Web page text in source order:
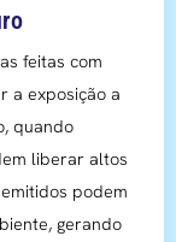
feitas com
a exposição a
quando
liberar altos
podem
gerando